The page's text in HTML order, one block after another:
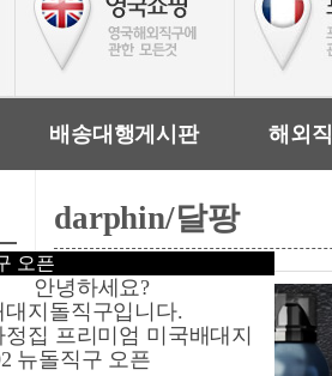
오픈
안녕하세요?
대지돌직구입니다.
집 프리미엄 미국배대지
뉴돌직구 오픈
배송대행게시판 해외
darphin/달팡